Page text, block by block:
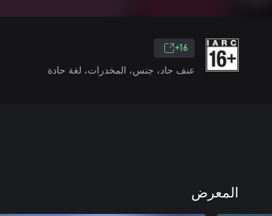
16+
عنف حاد، جنس، المخدرات، لغة حادة
المعرض